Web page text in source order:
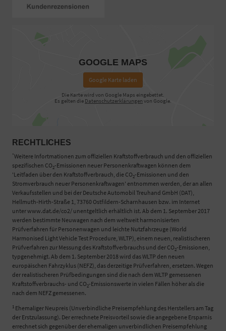
GOOGLE MAPS
Google Karte laden
Die Karte wird von Google Maps eingebettet.
Es gelten die Datenschutzerklärungen von Google.
RECHTLICHES
*Weitere Infortmationen zum offiziellen Kraftstoffverbrauch und den offiziellen
spezifischen CO2-Emissionen neuer Personenkraftwagen können dem
'Leitfaden über den Kraftstoffverbrauch, die CO2-Emissionen und den
Stromverbrauch neuer Personenkraftwagen' entnommen werden, der an allen
Verkaufsstellen und bei der Deutsche Automobil Treuhand GmbH (DAT),
Hellmuth-Hirth-Straße 1, 73760 Ostfildern-Scharnhausen bzw. im Internet
unter www.dat.de/co2/ unentgeltlich erhältlich ist. Ab dem 1. September 2017
werden bestimmte Neuwagen nach dem weltweit harmonisierten
Prüfverfahren für Personenwagen und leichte Nutzfahrzeuge (World
Harmonised Light Vehicle Test Procedure, WLTP), einem neuen, realistischeren
Prüfverfahren zur Messung des Kraftstoffverbrauchs und der CO2-Emissionen,
typgenehmigt. Ab dem 1. September 2018 wird das WLTP den neuen
europäischen Fahrzyklus (NEFZ), das derzeitige Prüfverfahren, ersetzen. Wegen
der realistischeren Prüfbedingungen sind die nach dem WLTP gemessenen
Kraftstoffverbrauchs- und CO2-Emissionswerte in vielen Fällen höher als die
nach dem NEFZ gemessenen.
1 Ehemaliger Neupreis (Unverbindliche Preisempfehlung des Herstellers am Tag
der Erstzulassung). Der errechnete Preisvorteil sowie die angegebene Ersparnis
errechnet sich gegenüber der ehemaligen unverbindlichen Preisempfehlung